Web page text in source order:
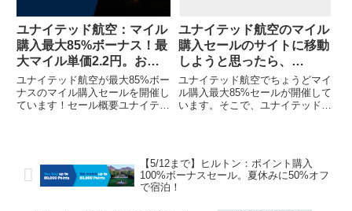
ユナイテッド航空：マイル
購入最大85%ボーナス！最
大マイル単価2.2円。お得
にANA特典航空券
ユナイテッド航空が最大85%ボー
ナスのマイル購入セールを開催し
ています！セール概要ユナイテッ
回は50%オフセール（実質100%
ボーナスセール）でした...
ユナイテッド航空のマイル
購入セールのサイトに移動
しようと思ったら、
Chromeで「リダイレクト
が繰り返し行われました」
というエラーが生じてしま
ユナイテッド航空でちょうどマイ
ル購入最大85%セールが開催して
います。そこで、ユナイテッド航
（「マイルを購入する」をクリッ
クすればOKのはずが・・・）...
【5/12まで】ヒルトン：ポイント購入
100%ボーナスセール。夏休みに50%オフ
で宿泊！